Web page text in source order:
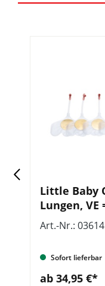
Little Baby
Lungen, VE
Art.-Nr.: 03614
Sofort lieferbar
ab 34,95 €*